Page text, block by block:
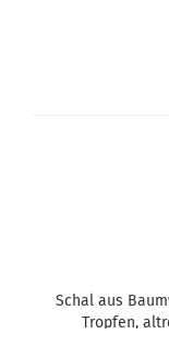
Schal aus
Tropfen,